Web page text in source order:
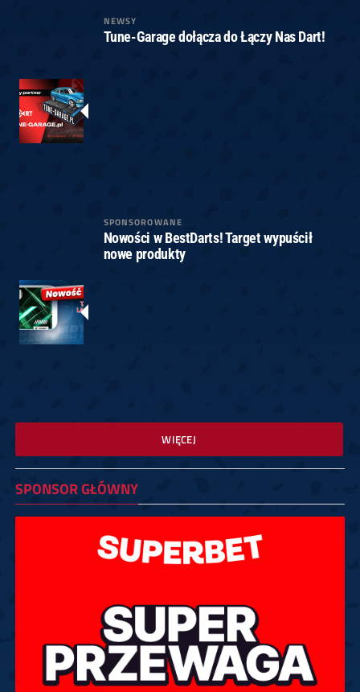
NEWSY
Tune-Garage dołącza do Łączy Nas Dart!
SPONSOROWANE
Nowości w BestDarts! Target wypuścił
nowe produkty
WIĘCEJ
SPONSOR GŁÓWNY